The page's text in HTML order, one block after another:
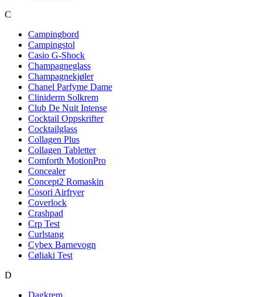
C
Campingbord
Campingstol
Casio G-Shock
Champagneglass
Champagnekjøler
Chanel Parfyme Dame
Cliniderm Solkrem
Club De Nuit Intense
Cocktail Oppskrifter
Cocktailglass
Collagen Plus
Collagen Tabletter
Comforth MotionPro
Concealer
Concept2 Romaskin
Cosori Airfryer
Coverlock
Crashpad
Crp Test
Curlstang
Cybex Barnevogn
Cøliaki Test
D
Dagkrem